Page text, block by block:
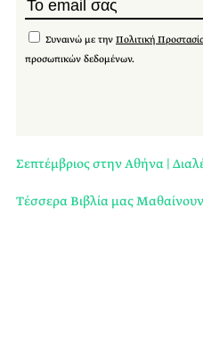
Συναινώ με την Πολιτική
προσωπικών δεδομένων.
Σεπτέμβριος στην Αθήνα |
Τέσσερα Βιβλία μας